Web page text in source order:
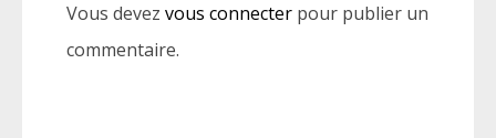
Vous devez vous connecter pour publier un
commentaire.